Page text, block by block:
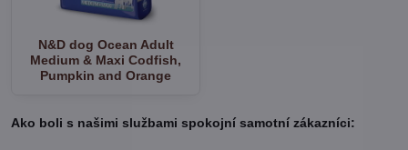
N&D dog Ocean Adult
Medium & Maxi Codfish,
Pumpkin and Orange
Ako boli s našimi službami spokojní samotní zákazníci: